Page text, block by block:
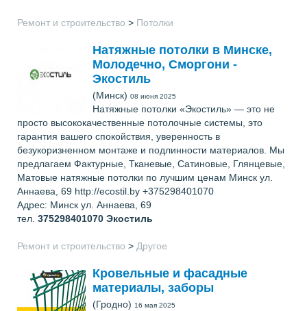
Ремонт и строительство > Потолки
Натяжные потолки в Минске,
Молодечно, Сморгони -
Экостиль
(Минск) 08 июня 2025
Натяжные потолки «Экостиль» — это не
просто высококачественные потолочные системы, это
гарантия вашего спокойствия, уверенность в
безукоризненном монтаже и подлинности материалов. Мы
предлагаем Фактурные, Тканевые, Сатиновые, Глянцевые,
Матовые натяжные потолки по лучшим ценам Минск ул.
Аннаева, 69 http://ecostil.by +375298401070
Адрес: Минск ул. Аннаева, 69
тел. 375298401070 Экостиль
Ремонт и строительство > Другое
Кровельные и фасадные
материалы, заборы
(Гродно) 16 мая 2025